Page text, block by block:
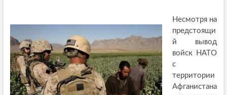
Несмотря на
предстоящи
й вывод
войск НАТО
с
территории
Афганистана